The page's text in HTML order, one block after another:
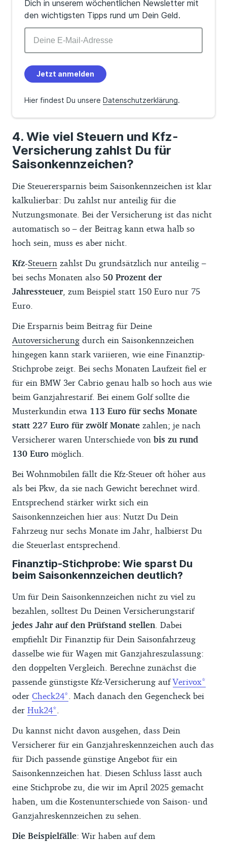
Dich in unserem wöchentlichen Newsletter mit
den wichtigsten Tipps rund um Dein Geld.
Jetzt anmelden
Hier findest Du unsere Datenschutzerklärung.
Wie viel Steuern und Kfz-
Versicherung zahlst Du für
Saisonkennzeichen?
Die Steuerersparnis beim Saisonkennzeichen ist klar
kalkulierbar: Du zahlst nur anteilig für die
Nutzungsmonate. Bei der Versicherung ist das nicht
automatisch so – der Beitrag kann etwa halb so
hoch sein, muss es aber nicht.
Kfz-Steuern zahlst Du grundsätzlich nur anteilig –
bei sechs Monaten also 50 Prozent der
Jahressteuer , zum Beispiel statt 150 Euro nur 75
Euro.
Die Ersparnis beim Beitrag für Deine
Autoversicherung durch ein Saisonkennzeichen
hingegen kann stark variieren, wie eine Finanztip-
Stichprobe zeigt. Bei sechs Monaten Laufzeit fiel er
für ein BMW 3er Cabrio genau halb so hoch aus wie
beim Ganzjahrestarif. Bei einem Golf sollte die
Musterkundin etwa 113 Euro für sechs Monate
statt 227 Euro für zwölf Monate zahlen; je nach
Versicherer waren Unterschiede von bis zu rund
130 Euro möglich.
Bei Wohnmobilen fällt die Kfz-Steuer oft höher aus
als bei Pkw, da sie nach Gewicht berechnet wird.
Entsprechend stärker wirkt sich ein
Saisonkennzeichen hier aus: Nutzt Du Dein
Fahrzeug nur sechs Monate im Jahr, halbierst Du
die Steuerlast entsprechend.
Finanztip-Stichprobe: Wie sparst Du
beim Saisonkennzeichen deutlich?
Um für Dein Saisonkennzeichen nicht zu viel zu
bezahlen, solltest Du Deinen Versicherungstarif
jedes Jahr auf den Prüfstand stellen . Dabei
empfiehlt Dir Finanztip für Dein Saisonfahrzeug
dasselbe wie für Wagen mit Ganzjahreszulassung:
den doppelten Vergleich. Berechne zunächst die
passende günstigste Kfz-Versicherung aufVerivox
oder Check24
. Mach danach den Gegencheck bei
der Huk24
Du kannst nicht davon ausgehen, dass Dein
Versicherer für ein Ganzjahreskennzeichen auch das
für Dich passende günstige Angebot für ein
Saisonkennzeichen hat. Diesen Schluss lässt auch
eine Stichprobe zu, die wir im April 2025 gemacht
haben, um die Kostenunterschiede von Saison- und
Ganzjahreskennzeichen zu sehen.
Die Beispielfälle: Wir haben auf dem